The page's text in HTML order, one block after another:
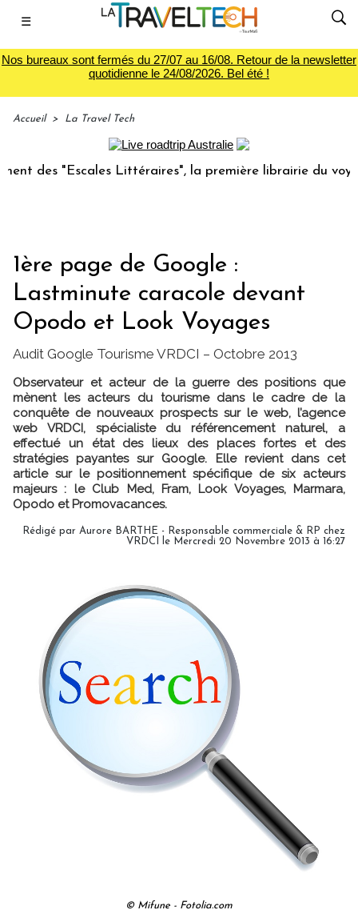
☰
Nos bureaux sont fermés du 27/07 au 16/08. Retour de la newsletter
quotidienne le 24/08/2026. Bel été !
Accueil > La Travel Tech
"Escales Littéraires", la première librairie du voyage
1ère page de Google :
Lastminute caracole devant
Opodo et Look Voyages
Audit Google Tourisme VRDCI – Octobre 2013
Observateur et acteur de la guerre des positions que
mènent les acteurs du tourisme dans le cadre de la
conquête de nouveaux prospects sur le web, l’agence
web VRDCI, spécialiste du référencement naturel, a
effectué un état des lieux des places fortes et des
stratégies payantes sur Google. Elle revient dans cet
article sur le positionnement spécifique de six acteurs
majeurs : le Club Med, Fram, Look Voyages, Marmara,
Opodo et Promovacances.
Rédigé par Aurore BARTHE - Responsable commerciale & RP chez
VRDCI le Mercredi 20 Novembre 2013 à 16:27
© Mifune - Fotolia.com